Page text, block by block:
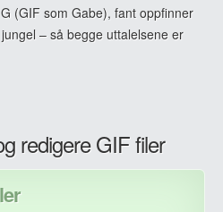
(GIF som Gabe), fant oppfinner
– så begge uttalelsene er
redigere GIF filer